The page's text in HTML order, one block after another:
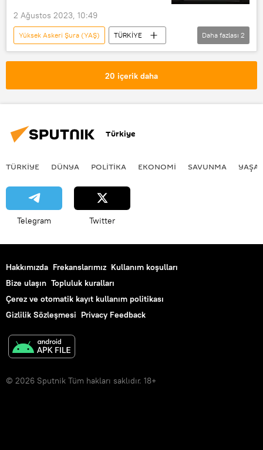
2 Ağustos 2023, 10:49
Yüksek Askeri Şura (YAŞ)
TÜRKİYE
Recep Tayyip Erdoğan
Genelkurmay
Daha fazlası 2
20 içerik daha
Türkiye
TÜRKIYE DÜNYA POLİTİKA EKONOMİ SAVUNMA
Telegram Twitter
Hakkımızda Frekanslarımız Kullanım koşulları
Bize ulaşın Topluluk kuralları
Çerez ve otomatik kayıt kullanım politikası
Gizlilik Sözleşmesi Privacy Feedback
© 2026 Sputnik Tüm hakları saklıdır. 18+